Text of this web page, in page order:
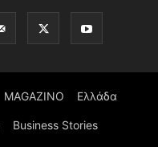
MAGAZINO Ελλάδα
Business Stories